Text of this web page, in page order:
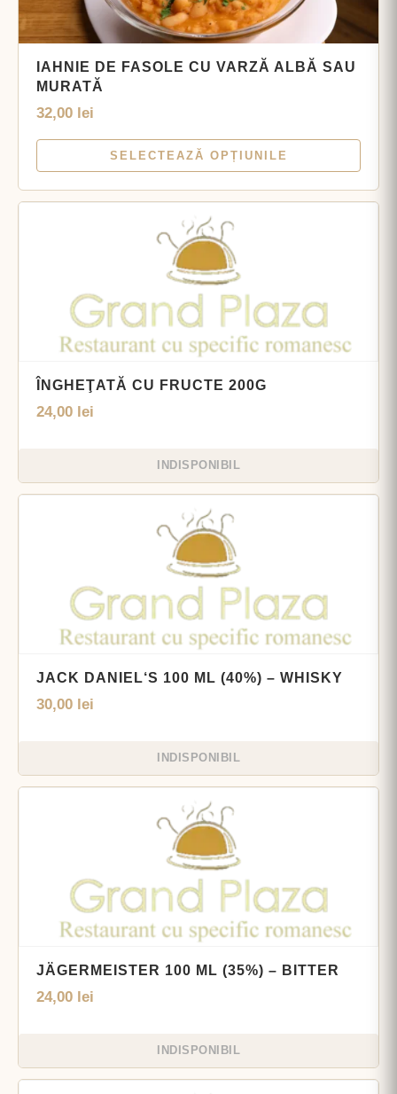
IAHNIE DE FASOLE CU VARZĂ ALBĂ SAU
MURATĂ
32,00 lei
SELECTEAZĂ OPȚIUNILE
ÎNGHEŢATĂ CU FRUCTE 200G
24,00 lei
INDISPONIBIL
JACK DANIEL‘S 100 ML (40%) – WHISKY
30,00 lei
INDISPONIBIL
JÄGERMEISTER 100 ML (35%) – BITTER
24,00 lei
INDISPONIBIL